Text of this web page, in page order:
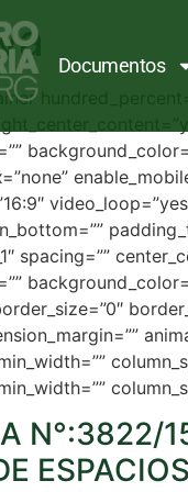
Documentos
spacing=””
N°:3822/